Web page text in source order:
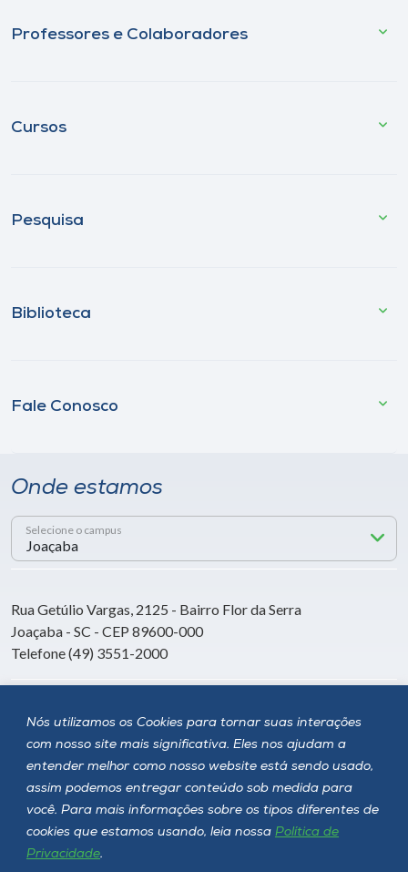
Nós utilizamos os Cookies para tornar suas interações
com nosso site mais significativa. Eles nos ajudam a
entender melhor como nosso website está sendo usado,
assim podemos entregar conteúdo sob medida para
você. Para mais informações sobre os tipos diferentes de
cookies que estamos usando, leia nossa Política de
Privacidade.
Professores e Colaboradores
Cursos
Pesquisa
Biblioteca
Fale Conosco
Onde estamos
Selecione o campus
Rua Getúlio Vargas, 2125 - Bairro Flor da Serra
Joaçaba - SC - CEP 89600-000
Telefone (49) 3551-2000
Siga a Unoesc